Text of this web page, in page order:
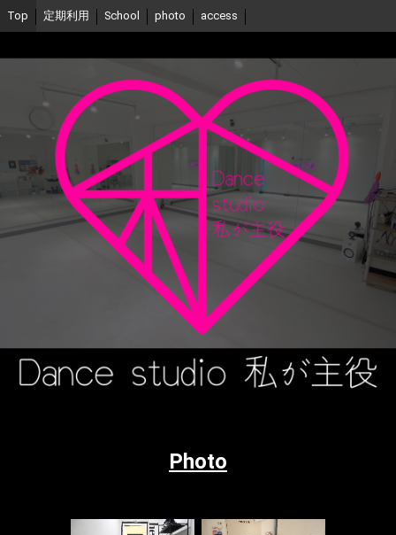
Top 定期利用 School photo access
Photo